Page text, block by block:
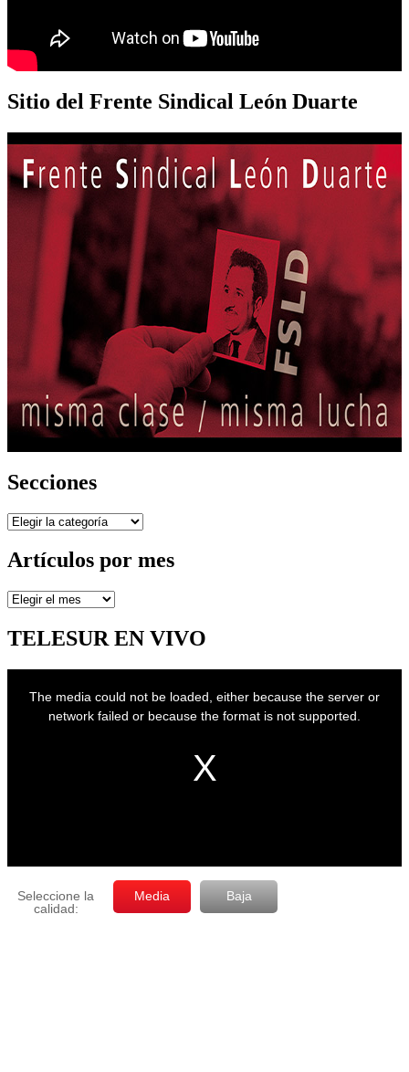
Sitio del Frente Sindical León Duarte
Secciones
Secciones
Artículos por mes
Artículos
mes
TELESUR EN VIVO